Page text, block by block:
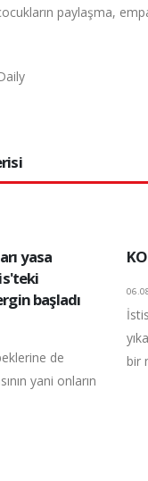
paylaşma,
yasa
başladı
de
yani onların
bir